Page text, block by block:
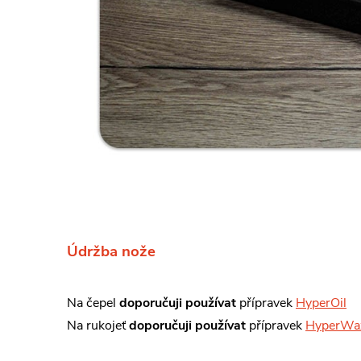
Údržba nože
Na čepel doporučuji používat přípravek HyperOil
Na rukojeťdoporučuji používat přípravek